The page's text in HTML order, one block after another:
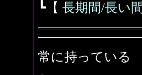
┗【 長期間/長い間
常に持っている